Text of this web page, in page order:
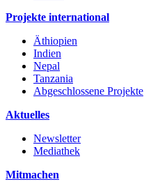
Projekte international
Äthiopien
Indien
Nepal
Tanzania
Abgeschlossene Projekte
Aktuelles
Newsletter
Mediathek
Mitmachen